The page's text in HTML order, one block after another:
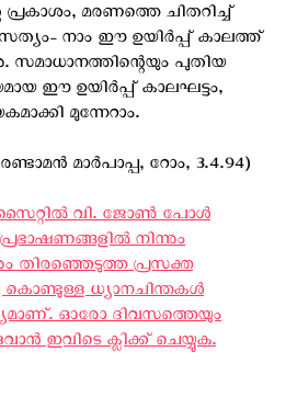
പ്രകാശം, മരണത്തെ ചിതറിച്ച്
നാം ഈ ഉയിര്‍പ്പ് കാലത്ത്
സമാധാനത്തിന്റെയും പുതിയ
ഈ ഉയിര്‍പ്പ് കാലഘട്ടം,
മുന്നേറാം.
മാർപാപ്പ, റോം, 3.4.94)
വി. ജോണ്‍ പോള്‍
നിന്നും
തിരഞ്ഞെടുത്ത പ്രസക്ത
കൊണ്ടുള്ള ധ്യാനചിന്തകള്‍
ഓരോ ദിവസത്തെയും
ഇവിടെ ക്ലിക്ക് ചെയ്യുക.